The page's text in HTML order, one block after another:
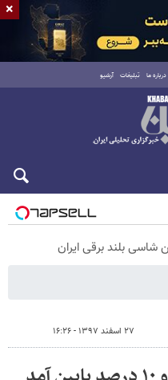
درباره ما تبلیغات آرشیو
۲۷ اسفند ۱۳۹۷ - ۱۶:۲۶
×